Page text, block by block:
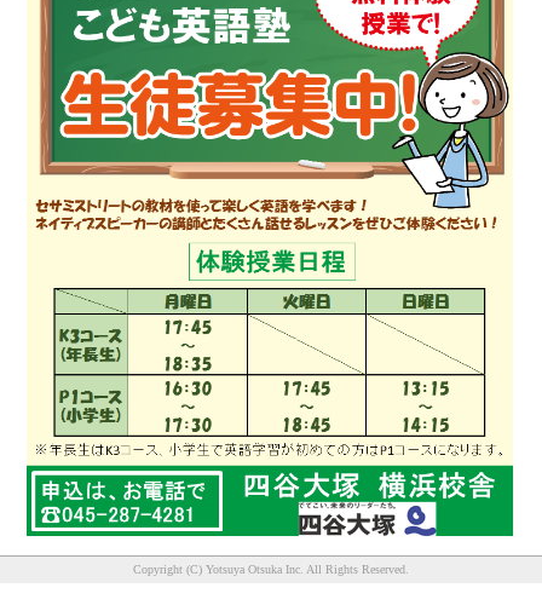
Copyright (C) Yotsuya Otsuka Inc. All Rights Reserved.